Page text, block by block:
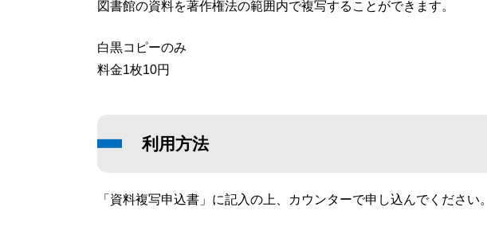
図書館の資料を著作権法の範囲内で複写することができます。
白黒コピーのみ
料金1枚10円
利用方法
「資料複写申込書」に記入の上、カウンターで申し込んでください。